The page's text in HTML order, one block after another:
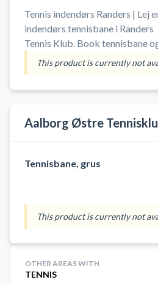
Tennis indendørs Randers | Lej
indendørs tennisbane i Randers
Tennis Klub. Book tennisbane
spil tennis i Randers på en
indendørs tennisbane i
tennishallen ved Randers Tennis
medbringe ketcher og bolde.
This product is currently not
Aalborg Østre
Tennisbane, grus
This product is currently not
OTHER AREAS WITH
TENNIS